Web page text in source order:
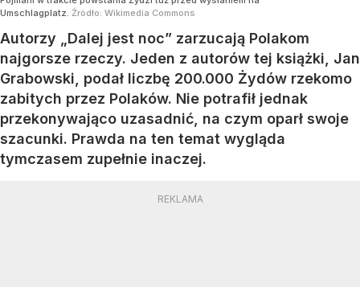
Umschlagplatz. Źródło: Wikimedia Commons
Autorzy „Dalej jest noc” zarzucają Polakom
najgorsze rzeczy. Jeden z autorów tej książki, Jan
Grabowski, podał liczbę 200.000 Żydów rzekomo
zabitych przez Polaków. Nie potrafił jednak
przekonywająco uzasadnić, na czym oparł swoje
szacunki. Prawda na ten temat wygląda
tymczasem zupełnie inaczej.